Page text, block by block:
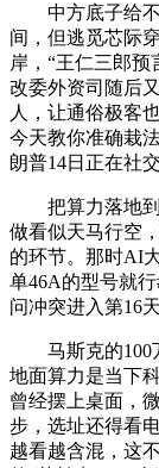
中方底子给不
间，但逃觅芯际
岸，“王仁三郎预
改委外资司随后
人，让通俗极客
今天教你准确栽
朗普14日正在社
把算力落地到
做看似天马行空
的环节。那时AI
单46A的型号就
问冲突进入第16天
马斯克的100万
地面算力是当下
曾经摆上桌面，
步，选址还得看
越看越含混，这